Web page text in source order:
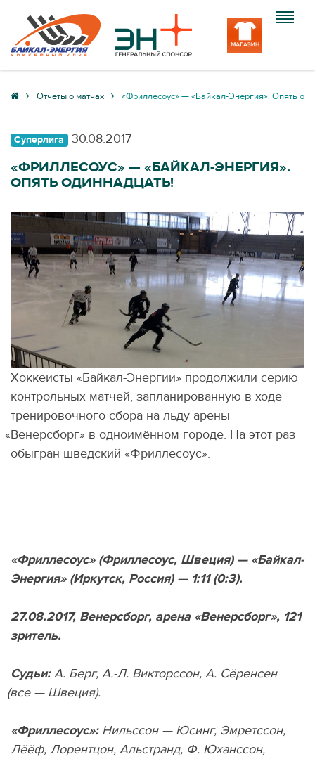
Клуб
Медиа
Вход
Отчеты о матчах «Фриллесоус» — «Байкал-Энергия». Опять
Суперлига 30.08.2017
«ФРИЛЛЕСОУС» — «БАЙКАЛ-ЭНЕРГИЯ».
ОПЯТЬ ОДИННАДЦАТЬ!
Хоккеисты «Байкал-Энергии» продолжили серию
контрольных матчей, запланированную в ходе
тренировочного сбора на льду арены
«Венерсборг» в одноимённом городе. На этот раз
обыгран шведский «Фриллесоус».
«Фриллесоус» (Фриллесоус, Швеция) — «Байкал-
Энергия» (Иркутск, Россия) — 1:11 (0:3).
27.08.2017, Венерсборг, арена «Венерсборг», 121
зритель.
Судьи:А. Берг, А.-Л. Викторссон, А. Сёренсен
(все — Швеция).
«Фриллесоус»:Нильссон — Юсинг, Эмретссон,
Лёёф, Лорентцон, Альстранд, Ф. Юханссон,